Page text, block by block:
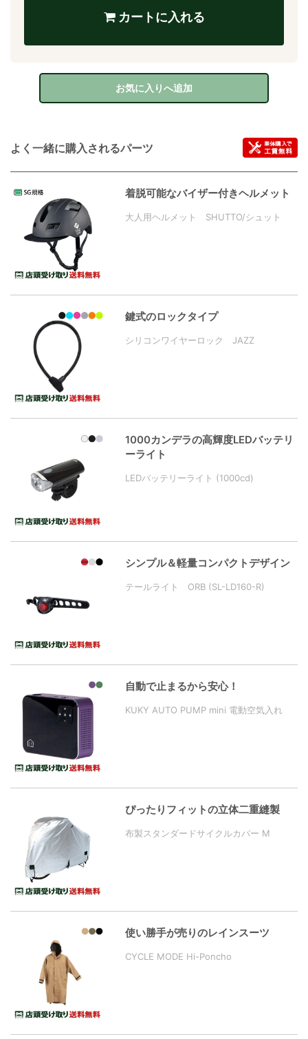
カートに入れる
お気に入りへ追加
よく一緒に購入されるパーツ
着脱可能なバイザー付きヘルメット
大人用ヘルメット SHUTTO/シュット
鍵式のロックタイプ
シリコンワイヤーロック JAZZ
1000カンデラの高輝度LEDバッテリ
ーライト
LEDバッテリーライト (1000cd)
シンプル＆軽量コンパクトデザイン
テールライト ORB (SL-LD160-R)
自動で止まるから安心！
KUKY AUTO PUMP mini 電動空気入れ
ぴったりフィットの立体二重縫製
布製スタンダードサイクルカバー M
使い勝手が売りのレインスーツ
CYCLE MODE Hi-Poncho